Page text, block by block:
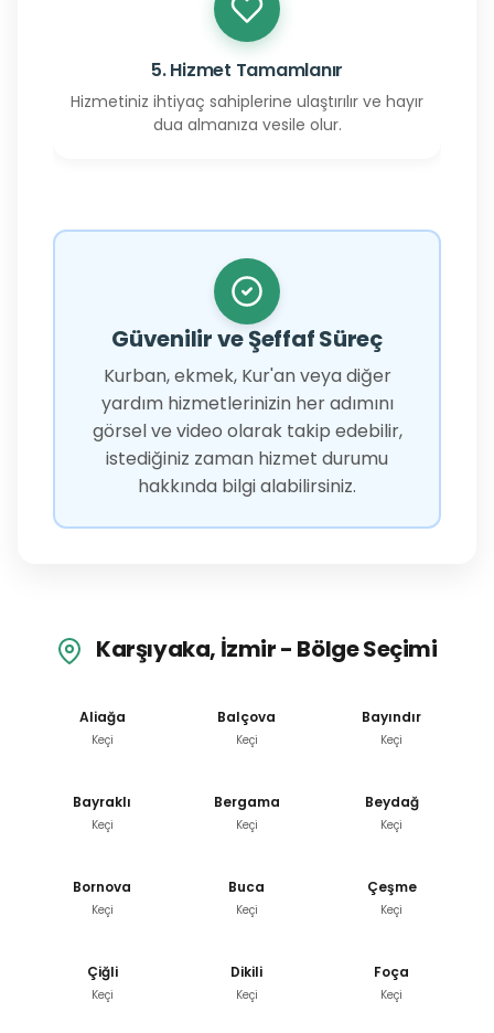
5. Hizmet Tamamlanır
Hizmetiniz ihtiyaç sahiplerine ulaştırılır ve hayır
dua almanıza vesile olur.
Güvenilir ve Şeffaf Süreç
Kurban, ekmek, Kur'an veya diğer
yardım hizmetlerinizin her adımını
görsel ve video olarak takip edebilir,
istediğiniz zaman hizmet durumu
hakkında bilgi alabilirsiniz.
Karşıyaka, İzmir - Bölge Seçimi
Aliağa
Keçi
Balçova
Keçi
Bayındır
Keçi
Bayraklı
Keçi
Bergama
Keçi
Beydağ
Keçi
Bornova
Keçi
Buca
Keçi
Çeşme
Keçi
Çiğli
Keçi
Dikili
Keçi
Foça
Keçi